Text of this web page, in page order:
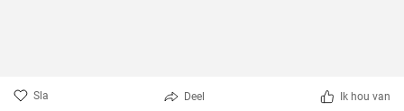
Sla Deel Ik hou van